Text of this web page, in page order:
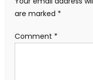
are marked *
Comment *